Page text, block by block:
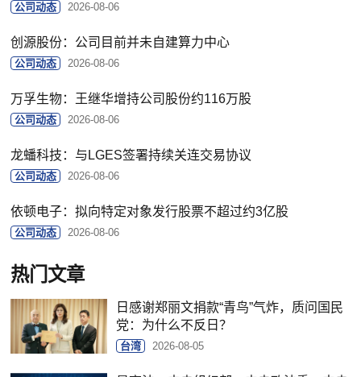
公司动态 2026-08-06
创源股份：公司目前并未自建算力中心
公司动态 2026-08-06
万孚生物：王继华增持公司股份约116万股
公司动态 2026-08-06
龙蟠科技：与LGES签署持续关连交易协议
公司动态 2026-08-06
依顿电子：拟向特定对象发行股票不超过约3亿股
公司动态 2026-08-06
热门文章
日感谢郑丽文捐款“青鸟”气炸，质问国民
党：为什么不反日？
台湾 2026-08-05